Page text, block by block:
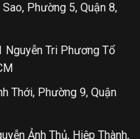
Phường 5, Quận 8,
Nguyễn Tri Phương Tổ
Thới, Phường 9, Quận
Ảnh Thủ, Hiệp Thành,